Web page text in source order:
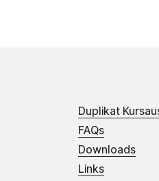
Duplikat
FAQs
Downloads
Links